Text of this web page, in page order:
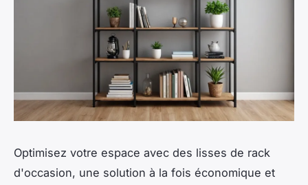
Optimisez votre espace avec des lisses de rack
d'occasion, une solution à la fois économique et